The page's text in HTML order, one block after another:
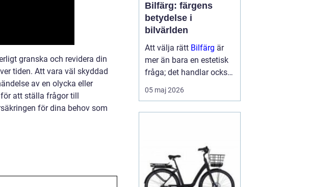
granska och revidera din
tiden. Att vara väl skyddad
av en olycka eller
att ställa frågor till
för dina behov som
Bilfärg: färgens
betydelse i
bilvärlden
Att välja rätt Bilfärg är
mer än bara en estetisk
fråga; det handlar också
om att förstå hur val av
färg kan påverka bilens
05 maj 2026